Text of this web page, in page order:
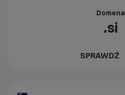
Domena
.si
SPRAWDŹ